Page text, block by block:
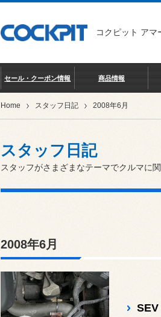
コクピット アマ
セール・クーポン情報 商品情報
Home スタッフ日記 2008年6月
スタッフ日記
スタッフがさまざまなテーマでクルマに
2008年6月
SEV